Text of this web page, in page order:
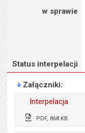
w sprawie
Status interpelacji
Załączniki
Interpelacja
PDF, 868 KB